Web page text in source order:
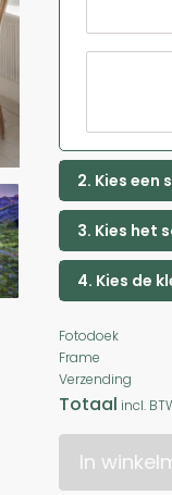
2. Kies een
3. Kies het
4. Kies de
Fotodoek
Frame
Verzending
Totaal incl.
In